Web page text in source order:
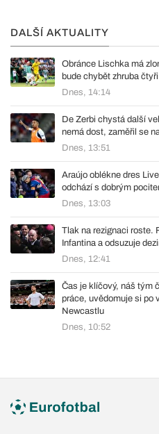
DALŠÍ AKTUALITY
Obránce Lischka má
bude chybět zhruba
Dnes, 14:14
De Zerbi chystá další
nemá dost, zaměřil se
Dnes, 13:51
Araújo oblékne dres
odchází s dobrým
Dnes, 13:03
Tlak na rezignaci roste.
Infantina a odsuzuje
Dnes, 12:41
Čas je klíčový, náš tým
práce, uvědomuje si po
Newcastlu
Dnes, 10:52